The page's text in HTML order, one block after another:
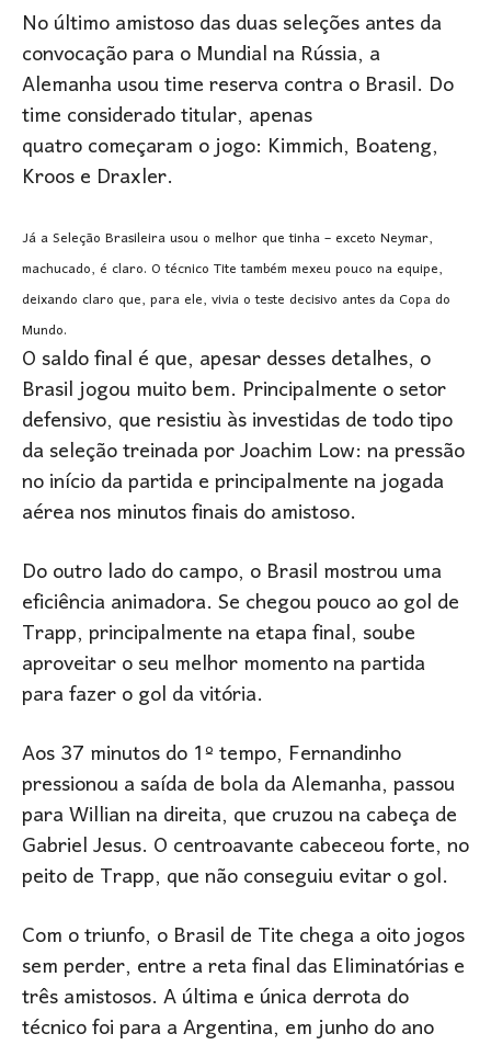
No último amistoso das duas seleções antes da
convocação para o Mundial na Rússia, a
Alemanha usou time reserva contra o Brasil. Do
time considerado titular, apenas
quatro começaram o jogo: Kimmich, Boateng,
Kroos e Draxler.
Já a Seleção Brasileira usou o melhor que tinha – exceto Neymar,
machucado, é claro. O técnico Tite também mexeu pouco na equipe,
deixando claro que, para ele, vivia o teste decisivo antes da Copa do
Mundo.
O saldo final é que, apesar desses detalhes, o
Brasil jogou muito bem. Principalmente o setor
defensivo, que resistiu às investidas de todo tipo
da seleção treinada por Joachim Low: na pressão
no início da partida e principalmente na jogada
aérea nos minutos finais do amistoso.
Do outro lado do campo, o Brasil mostrou uma
eficiência animadora. Se chegou pouco ao gol de
Trapp, principalmente na etapa final, soube
aproveitar o seu melhor momento na partida
para fazer o gol da vitória.
Aos 37 minutos do 1º tempo, Fernandinho
pressionou a saída de bola da Alemanha, passou
para Willian na direita, que cruzou na cabeça de
Gabriel Jesus. O centroavante cabeceou forte, no
peito de Trapp, que não conseguiu evitar o gol.
Com o triunfo, o Brasil de Tite chega a oito jogos
sem perder, entre a reta final das Eliminatórias e
três amistosos. A última e única derrota do
técnico foi para a Argentina, em junho do ano